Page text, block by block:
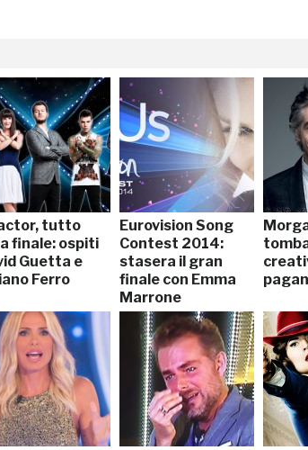
tutto
finale: ospiti
Guetta e
Ferro
Eurovision Song
Contest 2014:
stasera il gran
finale con Emma
Marrone